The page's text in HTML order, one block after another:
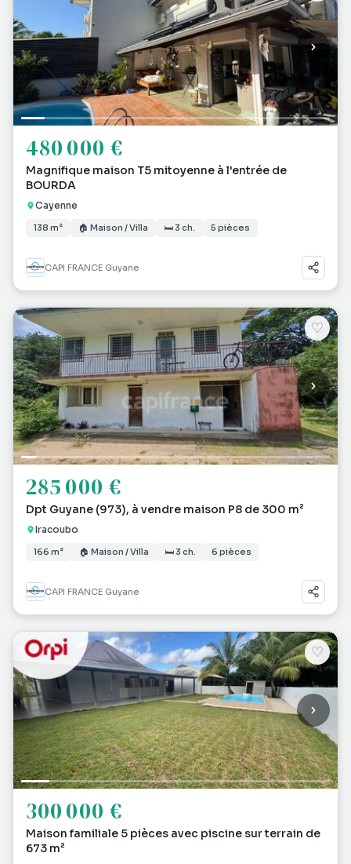
480 000 €
Magnifique maison T5 mitoyenne à l'entrée de
BOURDA
Cayenne
138 m² 🏠 Maison / Villa 🛏 3 ch. 5 pièces
CAPI FRANCE Guyane
♡
285 000 €
Dpt Guyane (973), à vendre maison P8 de 300 m²
Iracoubo
166 m² 🏠 Maison / Villa 🛏 3 ch. 6 pièces
CAPI FRANCE Guyane
♡
300 000 €
Maison familiale 5 pièces avec piscine sur terrain de
673 m²